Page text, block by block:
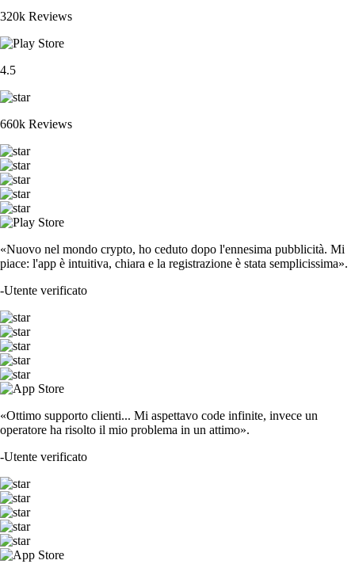
320k Reviews
4.5
660k Reviews
«Nuovo nel mondo crypto, ho ceduto dopo l'ennesima pubblicità. Mi
piace: l'app è intuitiva, chiara e la registrazione è stata semplicissima».
-Utente verificato
«Ottimo supporto clienti... Mi aspettavo code infinite, invece un
operatore ha risolto il mio problema in un attimo».
-Utente verificato